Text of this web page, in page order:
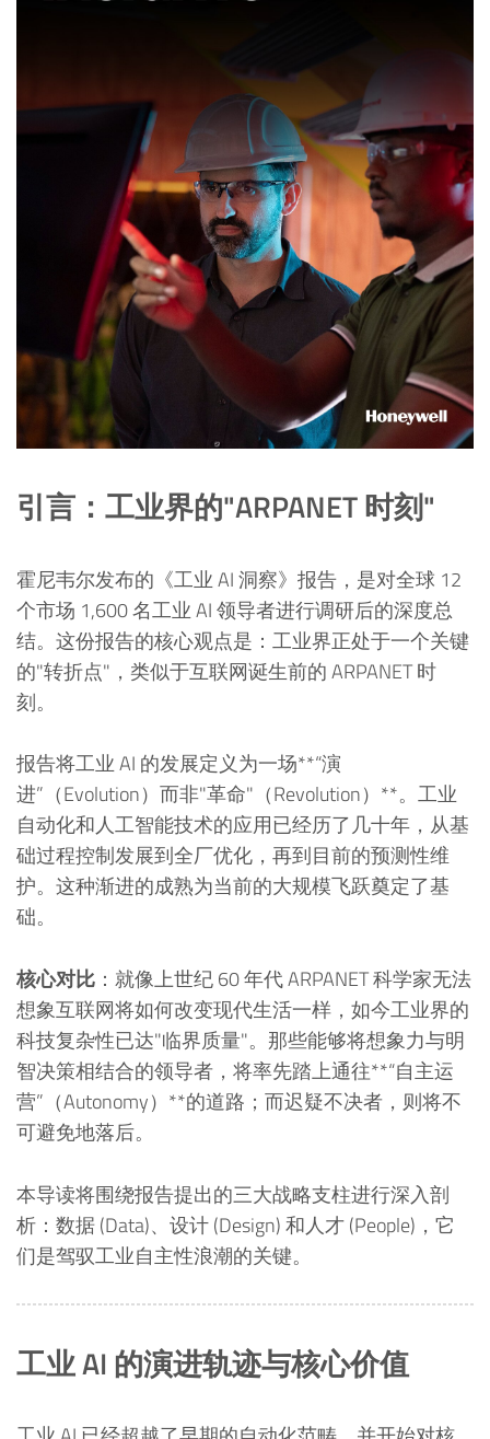
引言：工业界的"ARPANET 时刻"
霍尼韦尔发布的《工业 AI 洞察》报告，是对全球 12
个市场 1,600 名工业 AI 领导者进行调研后的深度总
结。这份报告的核心观点是：工业界正处于一个关键
的"转折点"，类似于互联网诞生前的 ARPANET 时
刻。
报告将工业 AI 的发展定义为一场**“演
进”（Evolution）而非"革命"（Revolution）**。工业
自动化和人工智能技术的应用已经历了几十年，从基
础过程控制发展到全厂优化，再到目前的预测性维
护。这种渐进的成熟为当前的大规模飞跃奠定了基
础。
核心对比 ：就像上世纪 60 年代 ARPANET 科学家无法
想象互联网将如何改变现代生活一样，如今工业界的
科技复杂性已达"临界质量"。那些能够将想象力与明
智决策相结合的领导者，将率先踏上通往**“自主运
营”（Autonomy）**的道路；而迟疑不决者，则将不
可避免地落后。
本导读将围绕报告提出的三大战略支柱进行深入剖
析：数据 (Data)、设计 (Design) 和人才 (People)，它
们是驾驭工业自主性浪潮的关键。
工业 AI 的演进轨迹与核心价值